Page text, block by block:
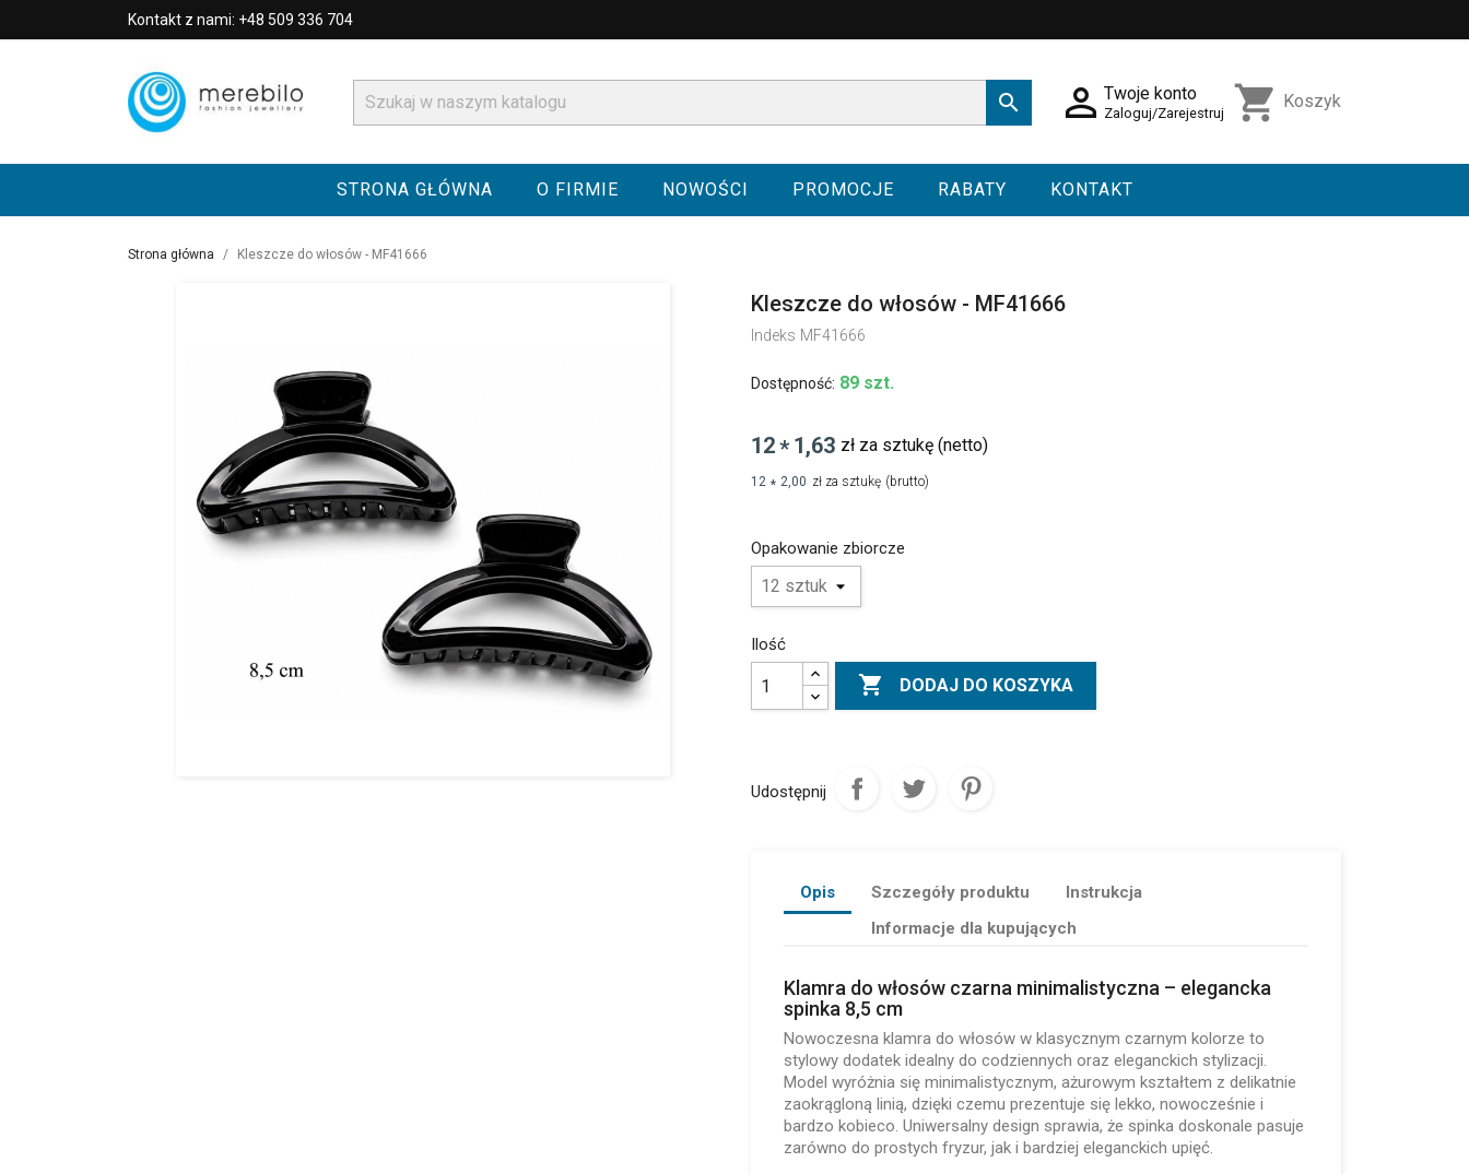
Kontakt z nami: +48 509 336 704
  Twoje konto
Zaloguj/Zarejestruj shopping_cart Koszyk
STRONA GŁÓWNA O FIRMIE NOWOŚCI PROMOCJE RABATY KONTAKT
Strona główna Kleszcze do włosów - MF41666
Kleszcze do włosów - MF41666
Indeks MF41666
Dostępność: 89 szt.
12* 1,63 zł za sztukę (netto)
12 * 2,00 zł za sztukę (brutto)
Opakowanie zbiorcze
Ilość
 DODAJ DO KOSZYKA
Udostępnij
Opis Szczegóły produktu
Instrukcja
Informacje dla kupujących
Klamra do włosów czarna minimalistyczna – elegancka
spinka 8,5 cm
Nowoczesna klamra do włosów w klasycznym czarnym kolorze to
stylowy dodatek idealny do codziennych oraz eleganckich stylizacji.
Model wyróżnia się minimalistycznym, ażurowym kształtem z delikatnie
zaokrągloną linią, dzięki czemu prezentuje się lekko, nowocześnie i
bardzo kobieco. Uniwersalny design sprawia, że spinka doskonale pasuje
zarówno do prostych fryzur, jak i bardziej eleganckich upięć.